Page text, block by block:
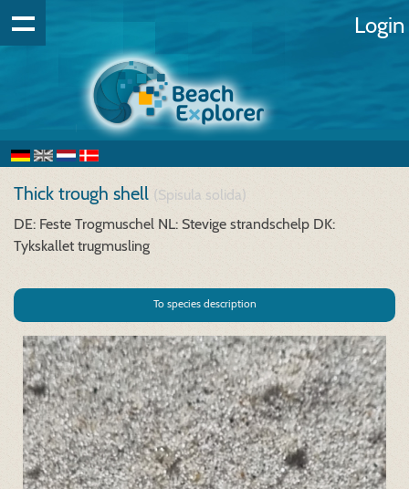
Login
Thick trough shell (Spisula solida)
DE: Feste Trogmuschel NL: Stevige strandschelp DK:
Tykskallet trugmusling
To species description